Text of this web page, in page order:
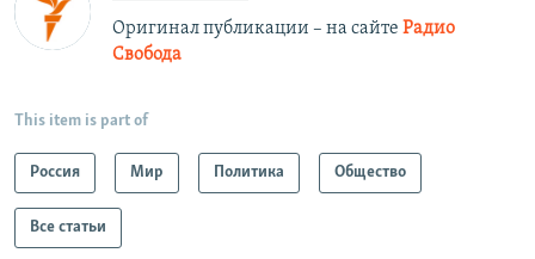
Оригинал публикации – на сайте Радио
Свобода
This item is part of
Россия Мир Политика Общество
Все статьи